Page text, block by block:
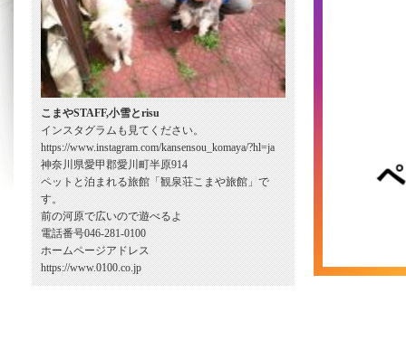
こまやSTAFF,小雪とrisu
インスタグラムも見てください。
https://www.instagram.com/kansensou_komaya/?hl=ja
神奈川県愛甲郡愛川町半原914
ペットと泊まれる旅館「観泉荘こまや旅館」で
す。
前の河原で広いので遊べるよ
電話番号046-281-0100
ホームページアドレス
https://www.0100.co.jp